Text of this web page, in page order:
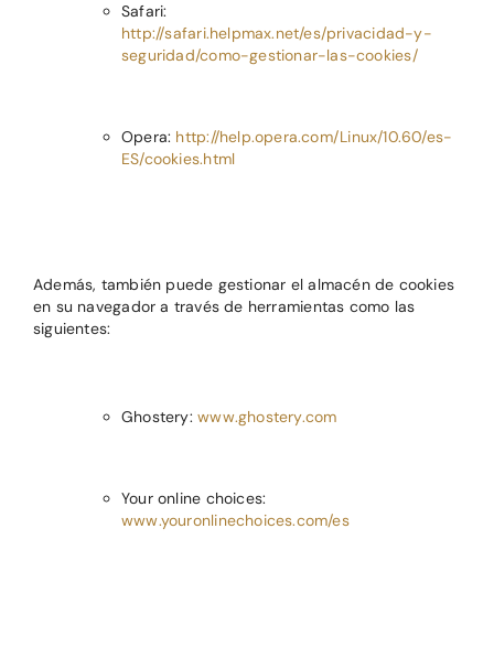
Safari:
http://safari.helpmax.net/es/privacidad-y-
seguridad/como-gestionar-las-cookies/
Opera: http://help.opera.com/Linux/10.60/es-
ES/cookies.html
Además, también puede gestionar el almacén de cookies
en su navegador a través de herramientas como las
siguientes:
Ghostery:www.ghostery.com
Your online choices:
www.youronlinechoices.com/es